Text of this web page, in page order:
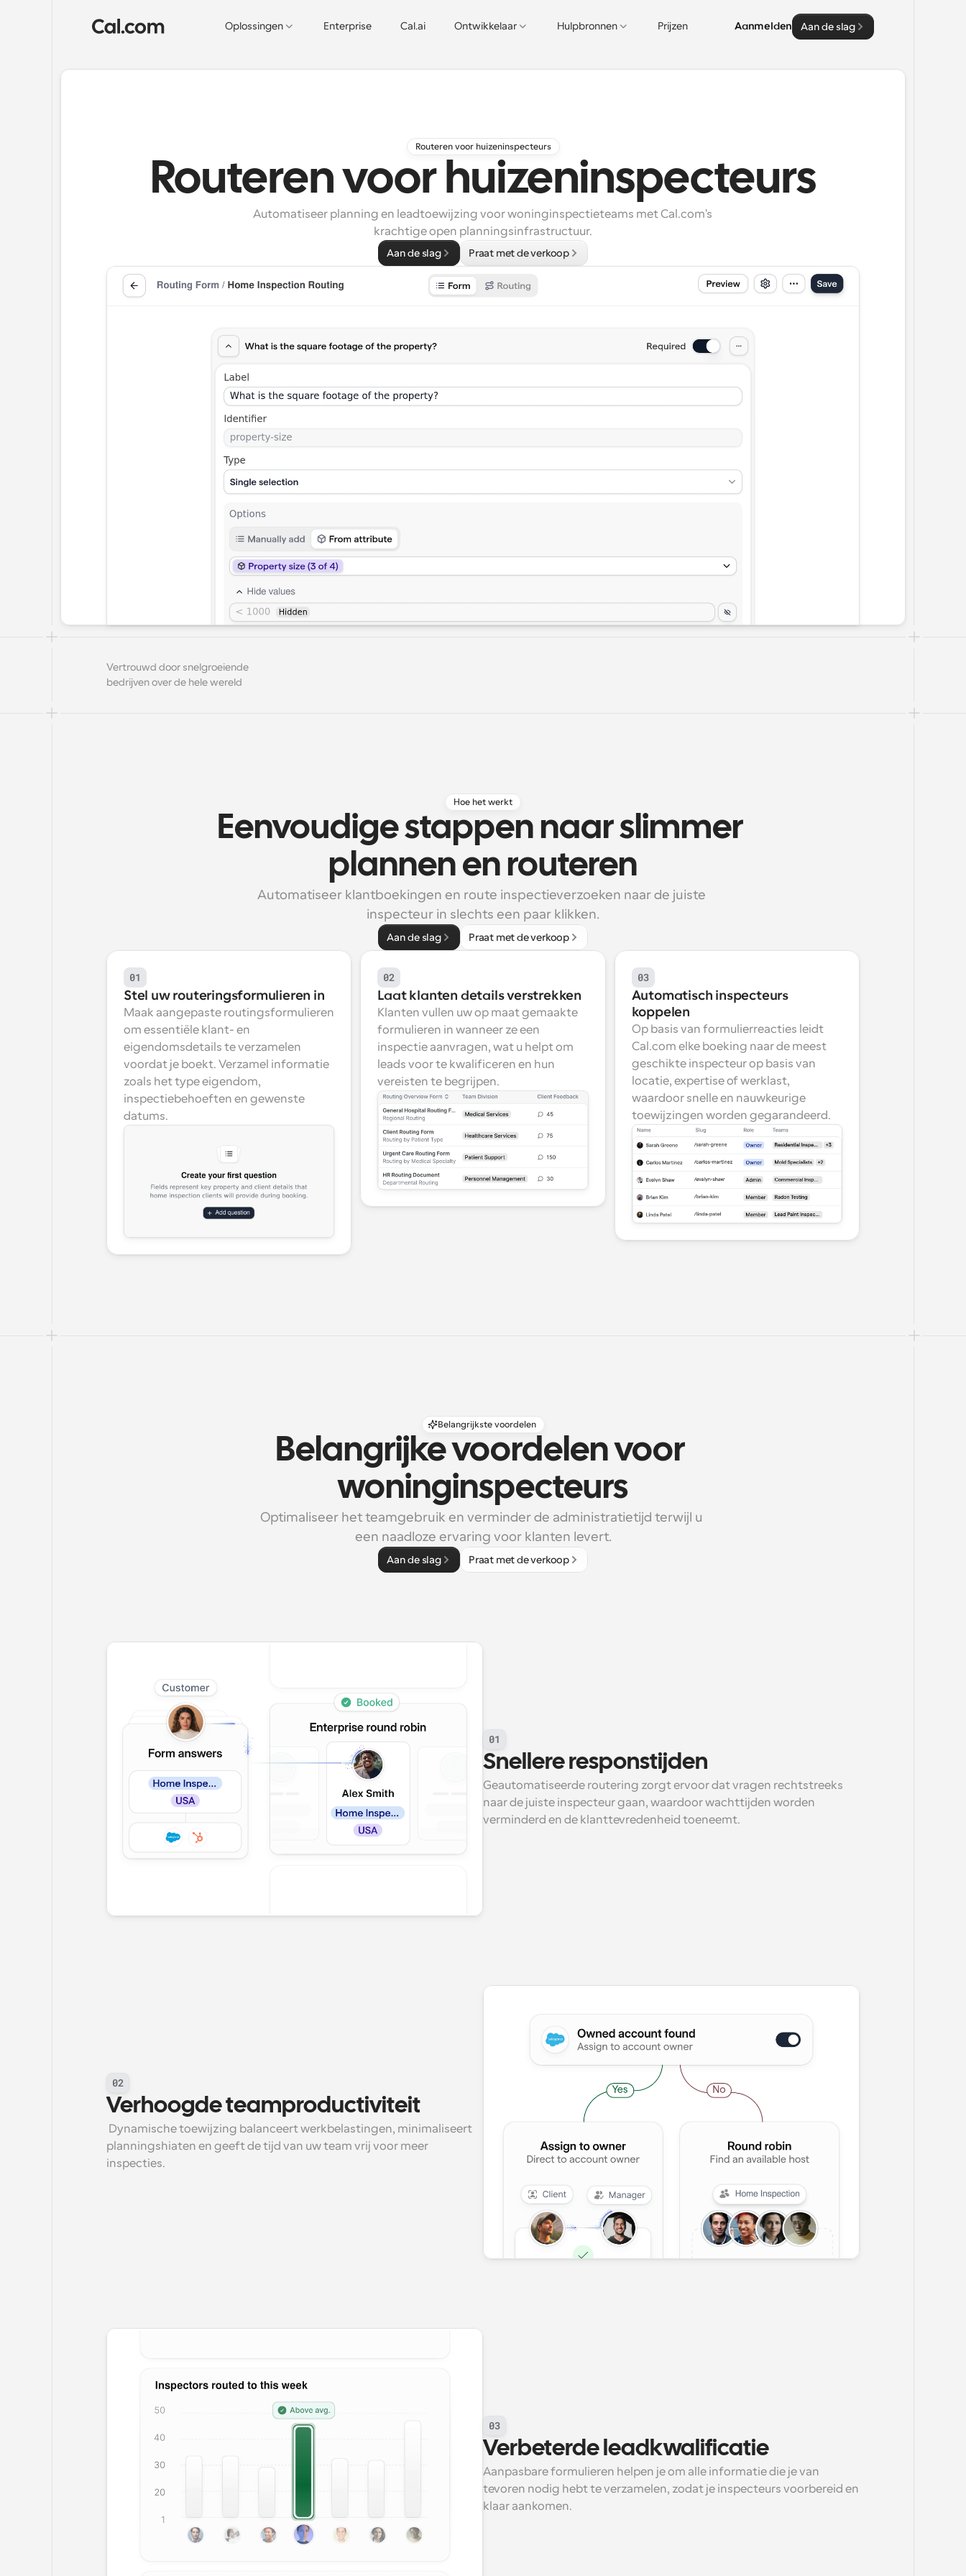
Oplossingen Enterprise Cal.ai Ontwikkelaar Hulpbronnen Prijzen Aanmelden Aan de slag
Routeren voor huizeninspecteurs
Routeren voor huizeninspecteurs
Automatiseer planning en leadtoewijzing voor woninginspectieteams met Cal.com's
krachtige open planningsinfrastructuur.
Aan de slag Praat met de verkoop
Vertrouwd door snelgroeiende
bedrijven over de hele wereld
Hoe het werkt
Eenvoudige stappen naar slimmer
plannen en routeren
Automatiseer klantboekingen en route inspectieverzoeken naar de juiste
inspecteur in slechts een paar klikken.
Aan de slag Praat met de verkoop
01
Stel uw routeringsformulieren in
Maak aangepaste routingsformulieren
om essentiële klant- en
eigendomsdetails te verzamelen
voordat je boekt. Verzamel informatie
zoals het type eigendom,
inspectiebehoeften en gewenste
datums.
02
Laat klanten details verstrekken
Klanten vullen uw op maat gemaakte
formulieren in wanneer ze een
inspectie aanvragen, wat u helpt om
leads voor te kwalificeren en hun
vereisten te begrijpen.
03
Automatisch inspecteurs
koppelen
Op basis van formulierreacties leidt
Cal.com elke boeking naar de meest
geschikte inspecteur op basis van
locatie, expertise of werklast,
waardoor snelle en nauwkeurige
toewijzingen worden gegarandeerd.
Belangrijkste voordelen
Belangrijke voordelen voor
woninginspecteurs
Optimaliseer het teamgebruik en verminder de administratietijd terwijl u
een naadloze ervaring voor klanten levert.
Aan de slag Praat met de verkoop
01
Snellere responstijden
Geautomatiseerde routering zorgt ervoor dat vragen rechtstreeks
naar de juiste inspecteur gaan, waardoor wachttijden worden
verminderd en de klanttevredenheid toeneemt.
02
Verhoogde teamproductiviteit
planningshiaten en geeft de tijd van uw team vrij voor meer
inspecties.
03
Verbeterde leadkwalificatie
Aanpasbare formulieren helpen je om alle informatie die je van
tevoren nodig hebt te verzamelen, zodat je inspecteurs voorbereid en
klaar aankomen.